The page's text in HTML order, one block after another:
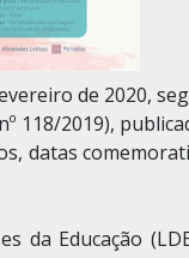
de 2020,
118/2019),
datas
da Educação